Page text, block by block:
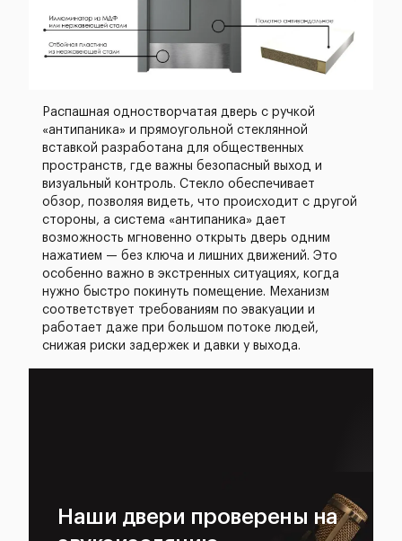
Распашная одностворчатая дверь с ручкой
«антипаника» и прямоугольной стеклянной
вставкой разработана для общественных
пространств, где важны безопасный выход и
визуальный контроль. Стекло обеспечивает
обзор, позволяя видеть, что происходит с другой
стороны, а система «антипаника» дает
возможность мгновенно открыть дверь одним
нажатием — без ключа и лишних движений. Это
особенно важно в экстренных ситуациях, когда
нужно быстро покинуть помещение. Механизм
соответствует требованиям по эвакуации и
работает даже при большом потоке людей,
снижая риски задержек и давки у выхода.
Наши двери проверены на